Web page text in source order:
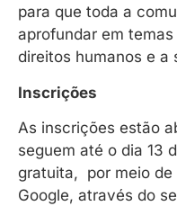
para que toda a
aprofundar em
direitos humanos e a
Inscrições
As inscrições estão
seguem até o dia 13
gratuita, por meio de
Google, através do